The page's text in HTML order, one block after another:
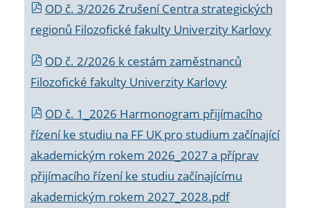
OD č. 3/2026 Zrušení Centra strategických
regionů Filozofické fakulty Univerzity Karlovy
OD č. 2/2026 k cestám zaměstnanců
Filozofické fakulty Univerzity Karlovy
OD č. 1_2026 Harmonogram přijímacího
řízení ke studiu na FF UK pro studium začínající
akademickým rokem 2026_2027 a příprav
přijímacího řízení ke studiu začínajícímu
akademickým rokem 2027_2028.pdf